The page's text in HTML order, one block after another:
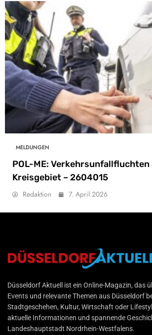
MELDUNGEN
POL-ME: Verkehrsunfallfluchten
Kreisgebiet – 2604015
Redaktion 7. April 2026
Düsseldorf Aktuell
Düsseldorf Aktuell ist ein Online-Magazin, das
Events und relevante Themen aus Düsseldorf
Stadtgeschehen, Kultur, Wirtschaft oder
aktuelle Informationen und spannende
Landeshauptstadt Nordrhein-Westfalens.